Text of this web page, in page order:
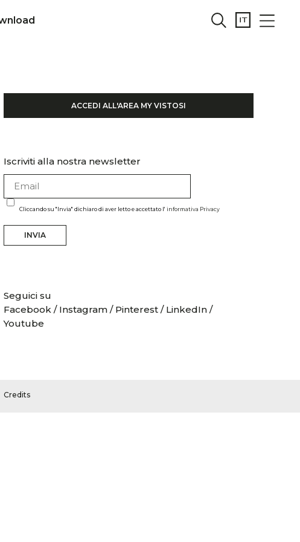
ACCEDI ALL'AREA MY VISTOSI
Iscriviti alla nostra newsletter
Cliccando su "Invia" dichiaro di aver letto e accettato l'informativa Privacy
INVIA
Seguici su
Facebook/ Instagram / Pinterest / LinkedIn /
Youtube
Credits